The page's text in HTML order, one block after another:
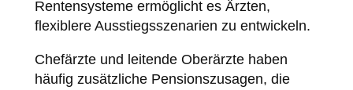
Rentensysteme ermöglicht es Ärzten,
flexiblere Ausstiegsszenarien zu entwickeln.
Chefärzte und leitende Oberärzte haben
häufig zusätzliche Pensionszusagen, die